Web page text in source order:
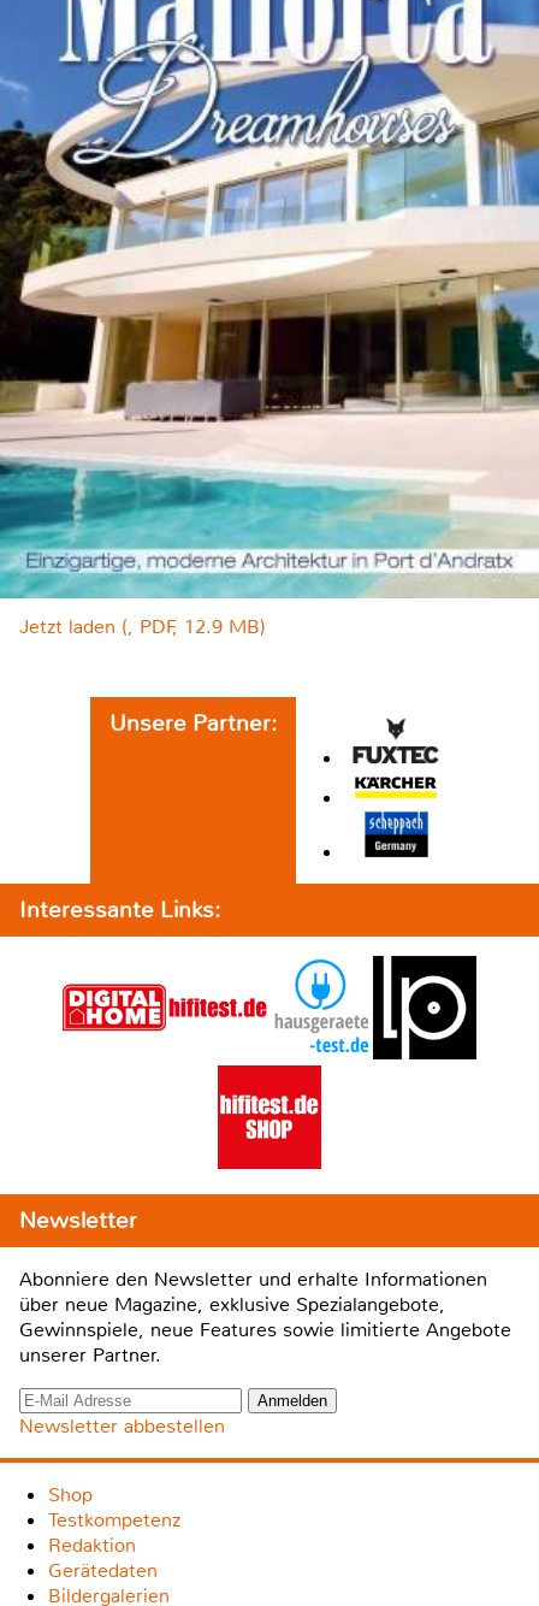
Jetzt laden (, PDF, 12.9 MB)
Unsere Partner:
Interessante Links:
Newsletter
Abonniere den Newsletter und erhalte Informationen
über neue Magazine, exklusive Spezialangebote,
Gewinnspiele, neue Features sowie limitierte Angebote
unserer Partner.
Newsletter abbestellen
Shop
Testkompetenz
Redaktion
Gerätedaten
Bildergalerien